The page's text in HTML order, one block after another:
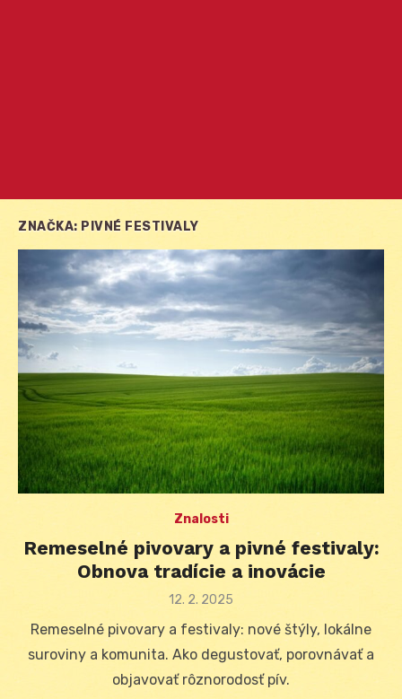
ZNAČKA: PIVNÉ FESTIVALY
Znalosti
Remeselné pivovary a pivné festivaly:
Obnova tradície a inovácie
Posted
12. 2. 2025
Remeselné pivovary a festivaly: nové štýly, lokálne
suroviny a komunita. Ako degustovať, porovnávať a
objavovať rôznorodosť pív.